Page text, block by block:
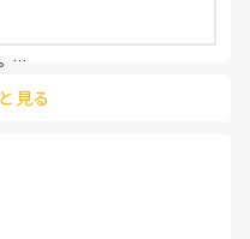
扶養内は106万だけにな
きゃいけないみた
働けない。。
し、疲れました。
うか？
「従業員数51人以上」の要
す。
見る